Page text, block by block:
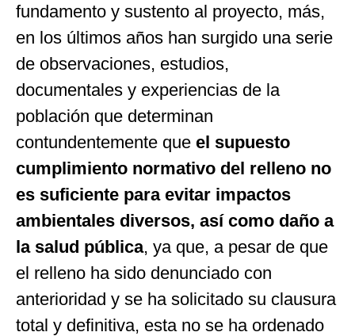
fundamento y sustento al proyecto, más,
en los últimos años han surgido una serie
de observaciones, estudios,
documentales y experiencias de la
población que determinan
contundentemente que el supuesto
cumplimiento normativo del relleno no
es suficiente para evitar impactos
ambientales diversos, así como daño a
la salud pública, ya que, a pesar de que
el relleno ha sido denunciado con
anterioridad y se ha solicitado su clausura
total y definitiva, esta no se ha ordenado